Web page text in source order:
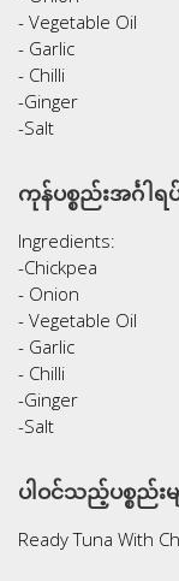
- Vegetable Oil
- Garlic
- Chilli
-Ginger
-Salt
ကုန်ပစ္စည်းအင်္ဂါရပ်
Ingredients:
-Chickpea
- Onion
- Vegetable Oil
- Garlic
- Chilli
-Ginger
-Salt
ပါဝင်သည့်ပစ္စည်းမ
Ready Tuna With